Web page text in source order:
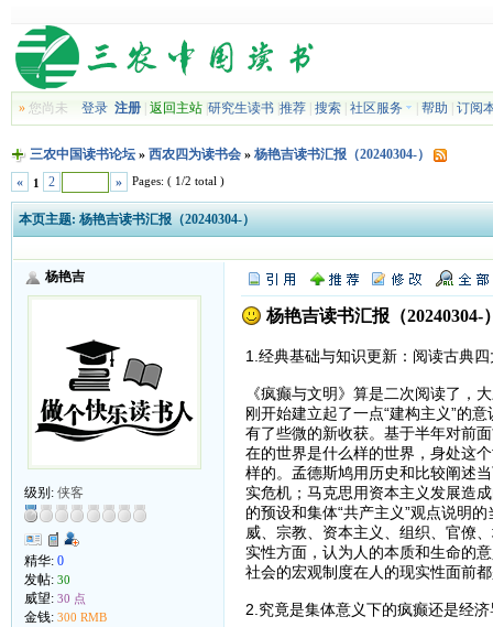
»您尚未 登录 注册| 返回主站| 研究生读书| 推荐| 搜索| 社区服务 帮助 订阅
三农中国读书论坛» 西农四为读书会 » 杨艳吉读书汇报（20240304-）
«
1 2 » Pages: ( 1/2 total )
本页主题: 杨艳吉读书汇报（20240304-）
杨艳吉
级别: 侠客
精华: 0
发帖: 30
威望: 30 点
金钱: 300 RMB
杨艳吉读书汇报（20240304-
1.经典基础与知识更新：阅读古典
《疯癫与文明》算是二次阅读了，
刚开始建立起了一点“建构主义”的
有了些微的新收获。基于半年对前
在的世界是什么样的世界，身处这
样的。孟德斯鸠用历史和比较阐述
实危机；马克思用资本主义发展造
的预设和集体“共产主义”观点说明
威、宗教、资本主义、组织、官僚
实性方面，认为人的本质和生命的
社会的宏观制度在人的现实性面前
2.究竟是集体意义下的疯癫还是经